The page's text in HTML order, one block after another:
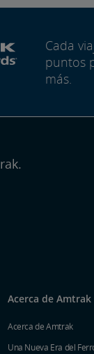
Cada
puntos
más.
Acerca de Amtrak
Acerca de Amtrak
Una Nueva Era del